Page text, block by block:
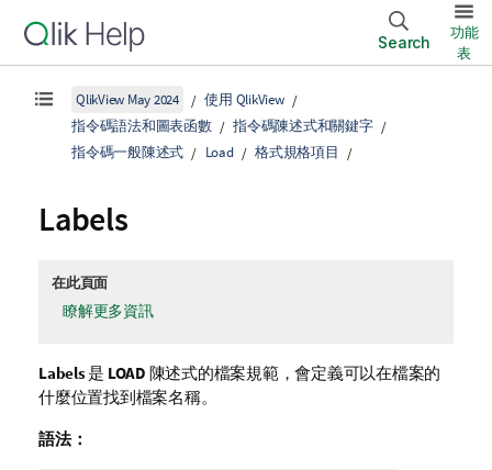
Search
功能
表
QlikView May 2024
使用 QlikView
指令碼語法和圖表函數
指令碼陳述式和關鍵字
指令碼一般陳述式
Load 格式規格項目
Labels
在此頁面
瞭解更多資訊
Labels是 LOAD 陳述式的檔案規範，會定義可以在檔案的
什麼位置找到檔案名稱。
語法：